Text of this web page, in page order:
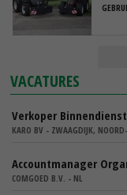
VACATURES
Verkoper
KARO BV - ZWAAGDIJK,
Accountmanager
COMGOED B.V. - NL